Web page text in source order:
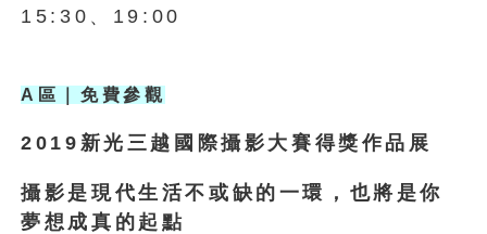
15:30、19:00
A 區｜免費參觀
2019 新光三越國際攝影大賽得獎作品展
攝影是現代生活不或缺的一環，也將是你
夢想成真的起點